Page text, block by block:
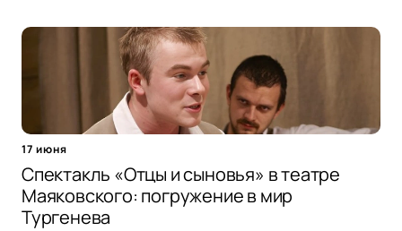
17 июня
Спектакль «Отцы и сыновья» в театре
Маяковского: погружение в мир
Тургенева